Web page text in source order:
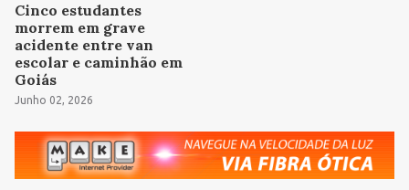
Cinco estudantes
morrem em grave
acidente entre van
escolar e caminhão em
Goiás
Junho 02, 2026